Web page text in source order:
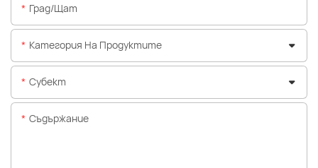
Град/щат
Категория На Продуктите
Субект
Съдържание